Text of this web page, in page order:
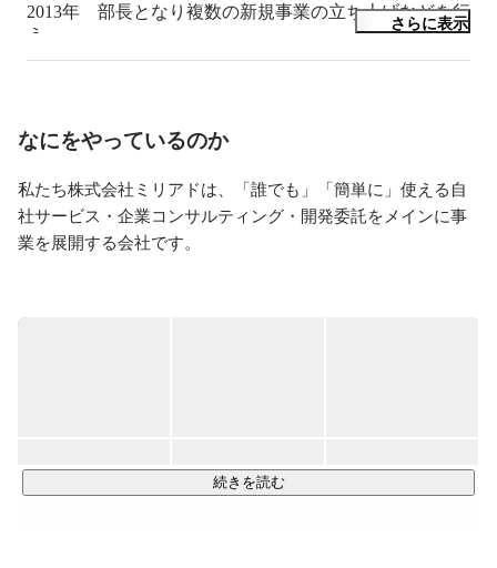
2013年　部長となり複数の新規事業の立ち上げなどを行
う
2018年　株式会社ミリアド設立　代表取締役就任
得意分野は新規事業の立ち上げ。
ていくのが使命だと思っています。
さらに表示
なにをやっているのか
私たち株式会社ミリアドは、「誰でも」「簡単に」使える自
社サービス・企業コンサルティング・開発委託をメインに事
業を展開する会社です。
・自社サービス「QLEAR」の企画、開発
続きを読む